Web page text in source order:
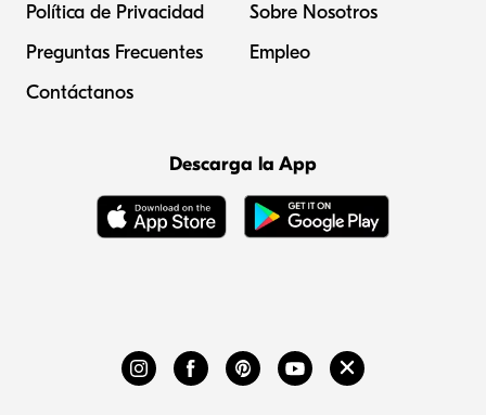
Política de Privacidad
Preguntas Frecuentes
Contáctanos
Sobre Nosotros
Empleo
Descarga la App